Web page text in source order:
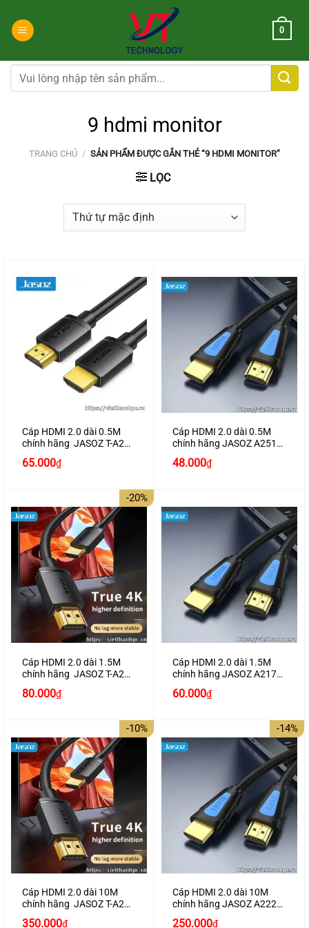
đến
dung
0
Tìm
kiếm:
9 hdmi monitor
TRANG CHỦ / SẢN PHẨM ĐƯỢC GẮN THẺ “9 HDMI MONITOR”
LỌC
Cáp HDMI 2.0 dài 0.5M
chính hãng JASOZ T-A278
65.000₫
Cáp HDMI 2.0 dài 0.5M
chính hãng JASOZ A251
48.000₫
-20%
Cáp HDMI 2.0 dài 1.5M
chính hãng JASOZ T-A280
Giá
80.000₫Giá
hiện
80.000₫.
Cáp HDMI 2.0 dài 1.5M
chính hãng JASOZ A217
60.000₫
-10%
Cáp HDMI 2.0 dài 10M
chính hãng JASOZ T-A285
hỗ trợ 4K2K
Giá
350.000₫Giá
-14%
Cáp HDMI 2.0 dài 10M
chính hãng JASOZ A222
hỗ trợ 4K2K cao cấp
Giá
250.000₫Giá